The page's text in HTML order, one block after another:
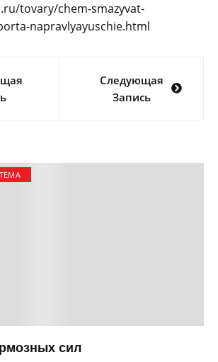
tovary/chem-smazyvat-
napravlyayuschie.html
Следующая
Запись
сил